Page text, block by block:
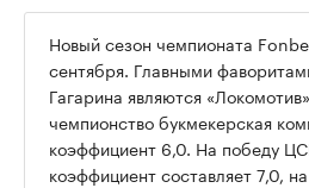
00:00 / 00:00
Новый сезон чемпионата
сентября. Главными
Гагарина являются
чемпионство букмекерская
коэффициент 6,0. На победу
коэффициент составляет 7,0,